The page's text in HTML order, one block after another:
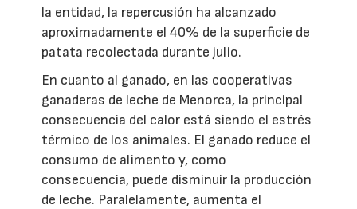
la entidad, la repercusión ha alcanzado
aproximadamente el 40% de la superficie de
patata recolectada durante julio.
En cuanto al ganado, en las cooperativas
ganaderas de leche de Menorca, la principal
consecuencia del calor está siendo el estrés
térmico de los animales. El ganado reduce el
consumo de alimento y, como
consecuencia, puede disminuir la producción
de leche. Paralelamente, aumenta el